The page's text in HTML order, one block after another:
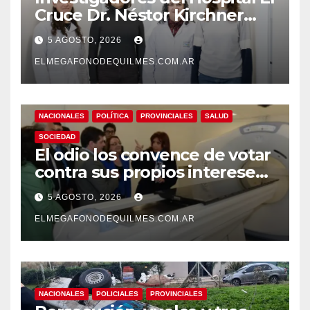
Cruce Dr. Néstor Kirchner
desarrollan un estudio
pionero sobre el
envejecimiento cerebral y las
demencias
5 AGOSTO, 2026
ELMEGAFONODEQUILMES.COM.AR
NACIONALES POLÍTICA PROVINCIALES SALUD
SOCIEDAD
El odio los convence de votar
contra sus propios intereses.
Una Sociedad atrapada en la
grieta
5 AGOSTO, 2026
ELMEGAFONODEQUILMES.COM.AR
NACIONALES POLICIALES PROVINCIALES